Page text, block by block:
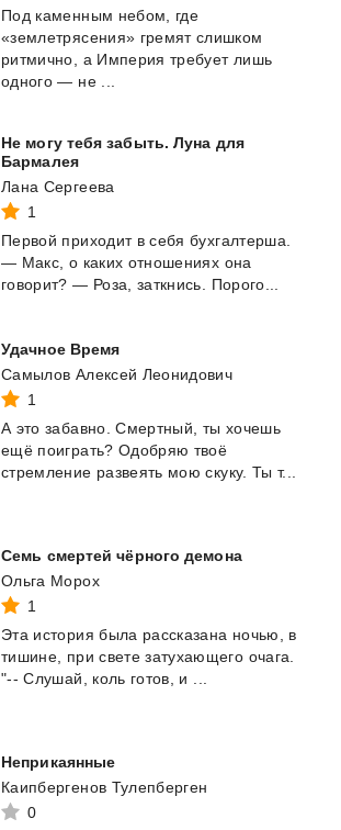
Под каменным небом, где
«землетрясения» гремят слишком
ритмично, а Империя требует лишь
одного — не ...
Не могу тебя забыть. Луна для
Бармалея
Лана Сергеева
1
Первой приходит в себя бухгалтерша.
— Макс, о каких отношениях она
говорит? — Роза, заткнись. Порого...
Удачное Время
Самылов Алексей Леонидович
1
А это забавно. Смертный, ты хочешь
ещё поиграть? Одобряю твоё
стремление развеять мою скуку. Ты т...
Семь смертей чёрного демона
Ольга Морох
1
Эта история была рассказана ночью,
в
тишине,
при свете затухающего очага.
"-- Слушай, коль готов, и
Неприкаянные
Каипбергенов Тулепберген
0